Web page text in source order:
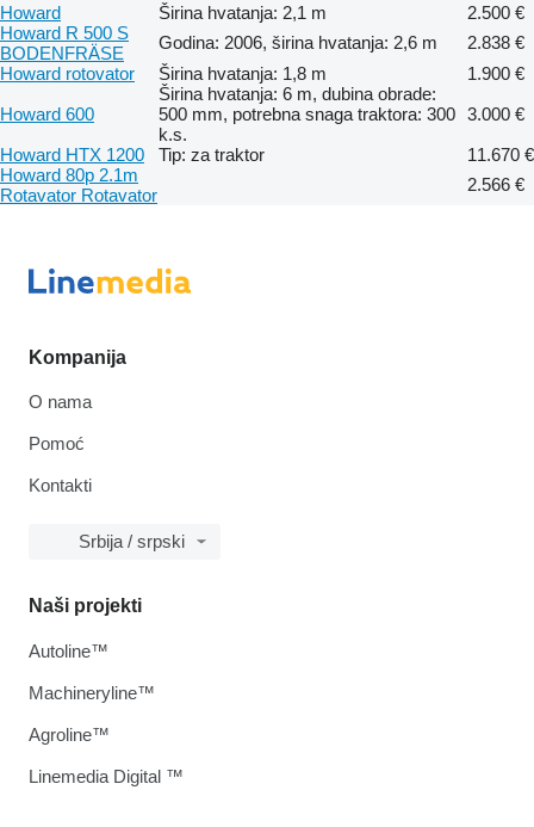
Howard Širina hvatanja: 2,1 m
2.500 €
Howard R 500 S
BODENFRÄSE
Godina: 2006, širina hvatanja: 2,6 m
2.838 €
Howard rotovator
Širina hvatanja: 1,8 m
1.900 €
Howard 600
Širina hvatanja: 6 m, dubina obrade:
500 mm, potrebna snaga traktora: 300
k.s.
3.000 €
Howard HTX 1200
Tip: za traktor
11.670 €
Howard 80p 2.1m
Rotavator Rotavator
2.566 €
Kompanija
O nama
Pomoć
Kontakti
Srbija / srpski
Naši projekti
Autoline™
Machineryline™
Agroline™
Linemedia Digital ™